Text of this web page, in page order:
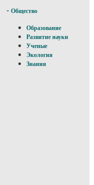
- Общество
Образование
Развитие науки
Ученые
Экология
Знания